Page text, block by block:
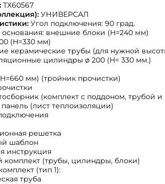
ТХ60567
УНИВЕРСАЛ
Угол подключения: 90 град.
основания: внешние блоки (H=240 мм)
(H=330 мм)
керамические трубы (для нужной
цилиндры ø 200 (H= 330 мм.)
мм) (тройник прочистки)
(комплект с поддоном, трубой и
(лист теплоизоляции)
решетка
шаблон
инструкция
комплект (трубы, цилиндры, блоки)
(тип 1):
труба